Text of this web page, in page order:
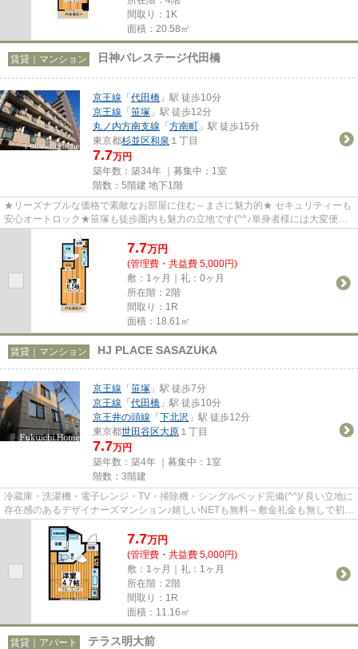
間取り：1K
面積：20.58㎡
賃貸｜マンション 日神パレステージ代田橋
京王線 「代田橋 」駅 徒歩10分
京王線 「笹塚 」駅 徒歩12分
丸ノ内方南支線 「方南町 」駅 徒歩15分
東京都杉並区和泉 １丁目
7.7万円
築年数：築34年 ｜募集中： 1室
階数：5階建 地下1階
★リーズナブルな価格で素敵なお部屋に住む～まさに魅力的★ セキュリティーも
安心オートロック★笹塚も徒歩圏内も魅力の立地です(^^♪単身者様には大変便利
な「ドン・キホーテ」がすぐ近...
7.7万円
(管理費・共益費 5,000円)
敷：1ヶ月｜礼：0ヶ月
所在階：2階
間取り：1R
面積：18.61㎡
賃貸｜マンション HJ PLACE SASAZUKA
京王線 「笹塚 」駅 徒歩7分
京王線 「代田橋 」駅 徒歩10分
京王井の頭線 「下北沢 」駅 徒歩12分
東京都世田谷区大原 １丁目
7.7万円
築年数：築4年 ｜募集中： 1室
階数：3階建
冷蔵庫・洗濯機・電子レンジ・TV・掃除機・シングルベッド完備(^^)/ 良い立地に
存在感のあるデザイナーズマンション♪嬉しいNETも無料～敷金礼金も無しで初期
費用も抑えられます♪
7.7万円
(管理費・共益費 5,000円)
敷：1ヶ月｜礼：1ヶ月
所在階：2階
間取り：1R
面積：11.16㎡
賃貸｜アパート テラス明大前